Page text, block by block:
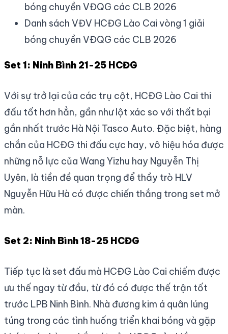
bóng chuyền VĐQG các CLB 2026
Danh sách VĐV HCĐG Lào Cai vòng 1 giải
bóng chuyền VĐQG các CLB 2026
Set 1: Ninh Bình 21-25 HCĐG
Với sự trở lại của các trụ cột, HCĐG Lào Cai thi
đấu tốt hơn hẳn, gần như lột xác so với thất bại
gần nhất trước Hà Nội Tasco Auto. Đặc biệt, hàng
chắn của HCĐG thi đấu cực hay, vô hiệu hóa được
những nỗ lực của Wang Yizhu hay Nguyễn Thị
Uyên, là tiền đề quan trọng để thầy trò HLV
Nguyễn Hữu Hà có được chiến thắng trong set mở
màn.
Set 2: Ninh Bình 18-25 HCĐG
Tiếp tục là set đấu mà HCĐG Lào Cai chiếm được
ưu thế ngay từ đầu, từ đó có được thế trận tốt
trước LPB Ninh Bình. Nhà đương kim á quân lúng
túng trong các tình huống triển khai bóng và gặp